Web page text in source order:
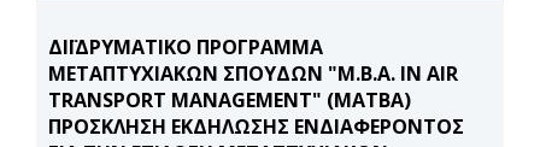
ΔΙΪΔΡΥΜΑΤΙΚΟ ΠΡΟΓΡΑΜΜΑ
ΜΕΤΑΠΤΥΧΙΑΚΩΝ ΣΠΟΥΔΩΝ "M.B.A. IN AIR
TRANSPORT MANAGEMENT" (MATBA)
ΠΡΟΣΚΛΗΣΗ ΕΚΔΗΛΩΣΗΣ ΕΝΔΙΑΦΕΡΟΝΤΟΣ